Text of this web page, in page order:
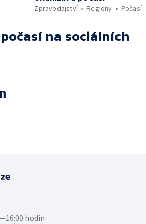
Zpravodajství
Regiony Počasí
na sociálních
hodin